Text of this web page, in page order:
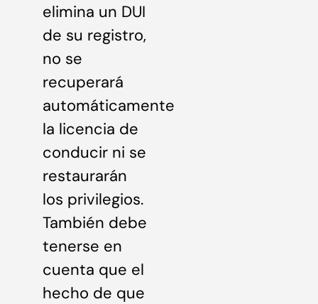
elimina un DUI
de su registro,
no se
recuperará
automáticamente
la licencia de
conducir ni se
restaurarán
los privilegios.
También debe
tenerse en
cuenta que el
hecho de que